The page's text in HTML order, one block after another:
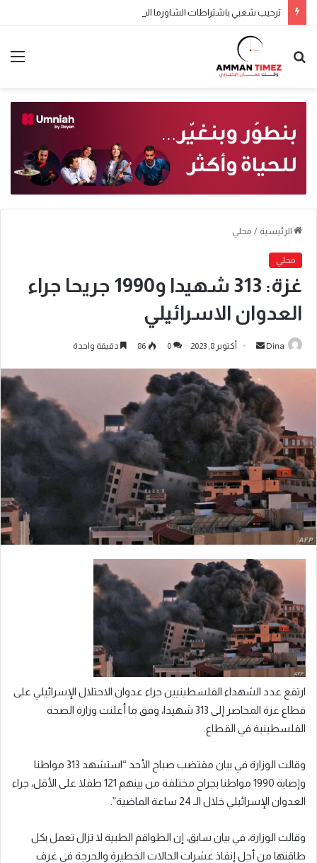
الرئيسية / محلي
محلي
غزة: 313 شهيدا و1990 جريحا جراء
العدوان الاسرائيلي
Dina أكتوبر 8, 2023 0
86 دقيقة واحدة
ارتفع عدد الشهداء الفلسطينيين جراء عدوان الاحتلال الإسرائيلي على
قطاع غزة المحاصر إلى 313 شهيدا، وفق ما أعلنت وزارة الصحة
الفلسطينية في القطاع.
وقالت الوزارة في بيان مقتضب صباح الأحد “استشهد 313 مواطنا
وإصابة 1990 مواطنا بجراح مختلفة من بينهم 121 طفلا على الأقل، جراء
العدوان الإسرائيلي خلال الـ 24 ساعة الماضية”.
وقالت الوزارة، في بيان سابق، إن الطواقم الطبية لا تزال تعمل بكل
طاقتها من أجل إنقاذ عشرات الحالات الخطيرة والحرجة في غرف